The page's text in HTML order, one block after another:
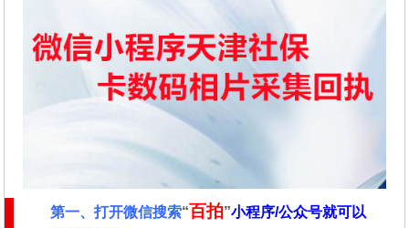
第一、打开微信搜索“百拍”小程序/公众号就可以